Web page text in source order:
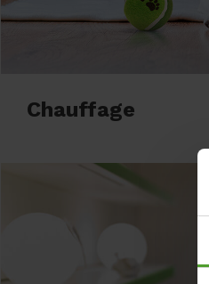
Chauffage